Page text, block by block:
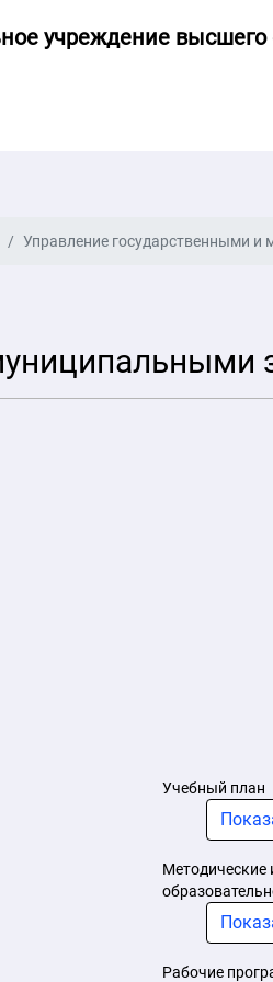
учреждение высшего
Управление государственными
Учебный план
Методические
Рабочие